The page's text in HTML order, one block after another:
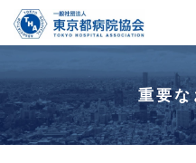
重要